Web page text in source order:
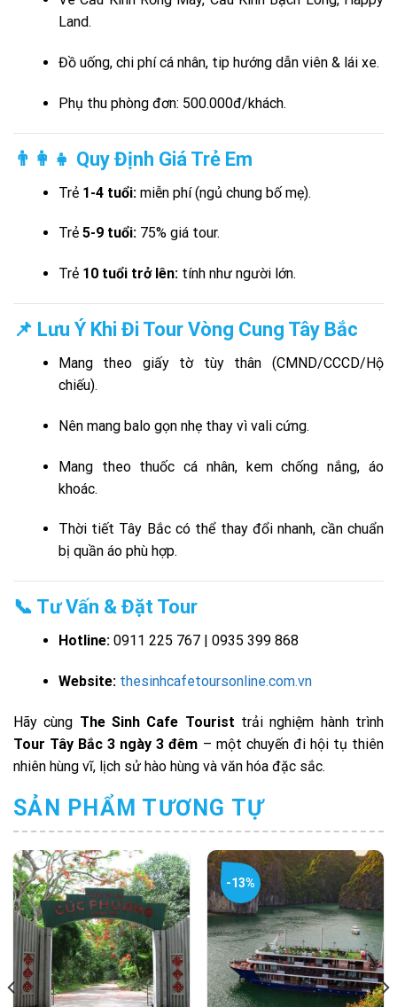
Land.
Đồ uống, chi phí cá nhân, tip hướng dẫn viên & lái xe.
Phụ thu phòng đơn: 500.000đ/khách.
👨‍👩‍👧 Quy Định Giá Trẻ Em
Trẻ 1-4 tuổi:miễn phí (ngủ chung bố mẹ).
Trẻ 5-9 tuổi:75% giá tour.
Trẻ 10 tuổi trở lên:tính như người lớn.
📌 Lưu Ý Khi Đi Tour Vòng Cung Tây Bắc
Mang theo giấy tờ tùy thân (CMND/CCCD/Hộ
chiếu).
Nên mang balo gọn nhẹ thay vì vali cứng.
Mang theo thuốc cá nhân, kem chống nắng, áo
khoác.
Thời tiết Tây Bắc có thể thay đổi nhanh, cần chuẩn
bị quần áo phù hợp.
📞 Tư Vấn & Đặt Tour
Hotline:0911 225 767 | 0935 399 868
Website: thesinhcafetoursonline.com.vn
Hãy cùng The Sinh Cafe Tourist trải nghiệm hành trình
Tour Tây Bắc 3 ngày 3 đêm – một chuyến đi hội tụ thiên
nhiên hùng vĩ, lịch sử hào hùng và văn hóa đặc sắc.
SẢN PHẨM TƯƠNG TỰ
-13%